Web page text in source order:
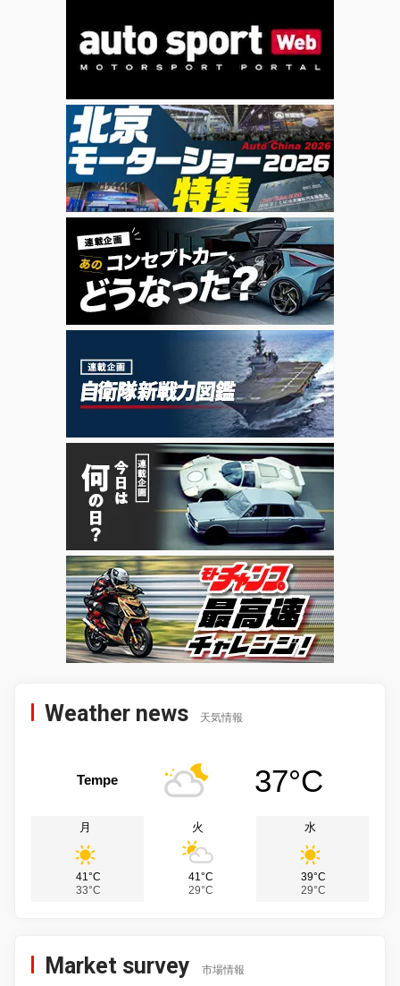
Weather news 天気情報
Tempe 37°C
月
41°C
33°C
火
41°C
29°C
水
39°C
29°C
Market survey 市場情報